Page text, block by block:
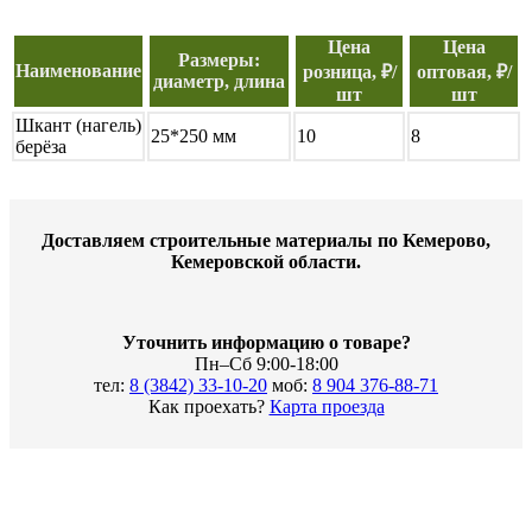
Наименование
Размеры:
диаметр, длина
Цена
розница, ₽/
шт
Цена
оптовая, ₽/
шт
Шкант (нагель)
берёза
25*250 мм 10 8
Доставляем строительные материалы по Кемерово,
Кемеровской области.
Уточнить информацию о товаре?
Пн–Сб 9:00-18:00
тел: 8 (3842) 33-10-20 моб: 8 904 376-88-71
Как проехать? Карта проезда